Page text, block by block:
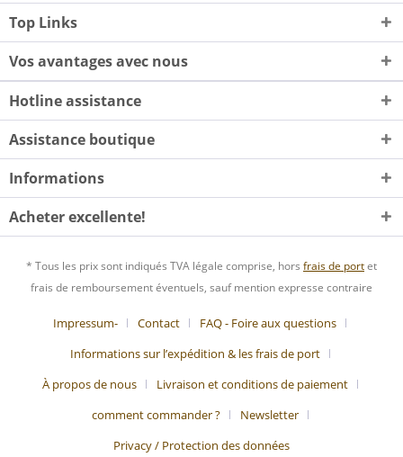
Top Links
Vos avantages avec nous
Hotline assistance
Assistance boutique
Informations
Acheter excellente!
* Tous les prix sont indiqués TVA légale comprise, hors frais de portet
frais de remboursement éventuels, sauf mention expresse contraire
Impressum- Contact
FAQ - Foire aux questions
Informations sur l’expédition & les frais de port
À propos de nous
Livraison et conditions de paiement
comment commander ?
Newsletter
Privacy / Protection des données